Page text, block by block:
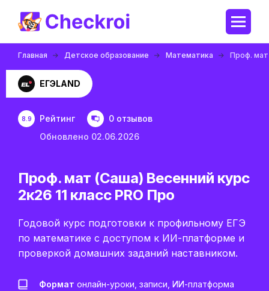
Главная Детское образование Математика Проф. мат
ЕГЭLAND
8.9 Рейтинг
0 отзывов
Обновлено 02.06.2026
Проф. мат (Саша) Весенний курс
2к26 11 класс PRO Про
Годовой курс подготовки к профильному ЕГЭ
по математике с доступом к ИИ-платформе и
проверкой домашних заданий наставником.
Формат онлайн-уроки, записи, ИИ-платформа